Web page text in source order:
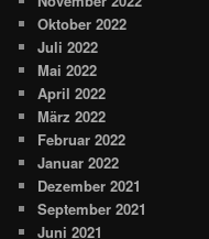
Oktober 2022
Juli 2022
Mai 2022
April 2022
März 2022
Februar 2022
Januar 2022
Dezember 2021
September 2021
Juni 2021